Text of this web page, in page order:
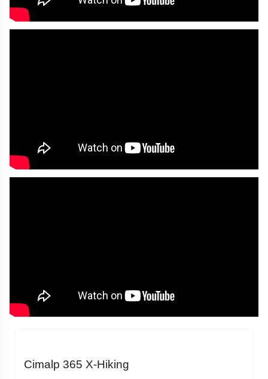
Cimalp 365 X-Hiking